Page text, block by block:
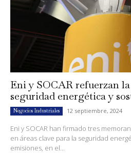
Eni y SOCAR refuerzan
seguridad energética y
Negocios Industriales 12 septiembre, 2024
Eni y SOCAR han firmado tres
en áreas clave para la seguridad
emisiones, en el...